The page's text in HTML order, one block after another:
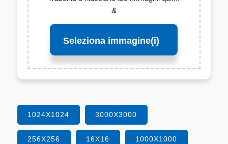
&
Seleziona immagine(i)
1024X1024 3000X3000
256X256 16X16 1000X1000